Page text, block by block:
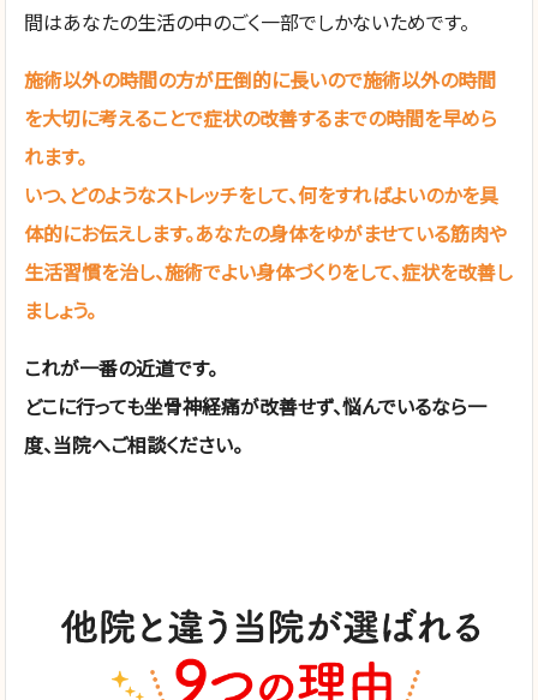
間はあなたの生活の中のごく一部でしかないためです。
施術以外の時間の方が圧倒的に長いので施術以外の時間
を大切に考えることで症状の改善するまでの時間を早めら
れます。
いつ、どのようなストレッチをして、何をすればよいのかを具
体的にお伝えします。あなたの身体をゆがませている筋肉や
生活習慣を治し、施術でよい身体づくりをして、症状を改善し
ましょう。
これが一番の近道です。
どこに行っても坐骨神経痛が改善せず、悩んでいるなら一
度、当院へご相談ください。